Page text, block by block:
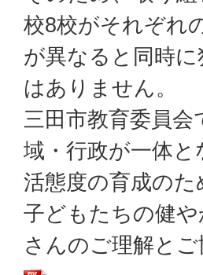
校8校がそれぞれ
が異なると同時
はありません。
三田市教育委員
域・行政が一体
活態度の育成の
子どもたちの健
さんのご理解と